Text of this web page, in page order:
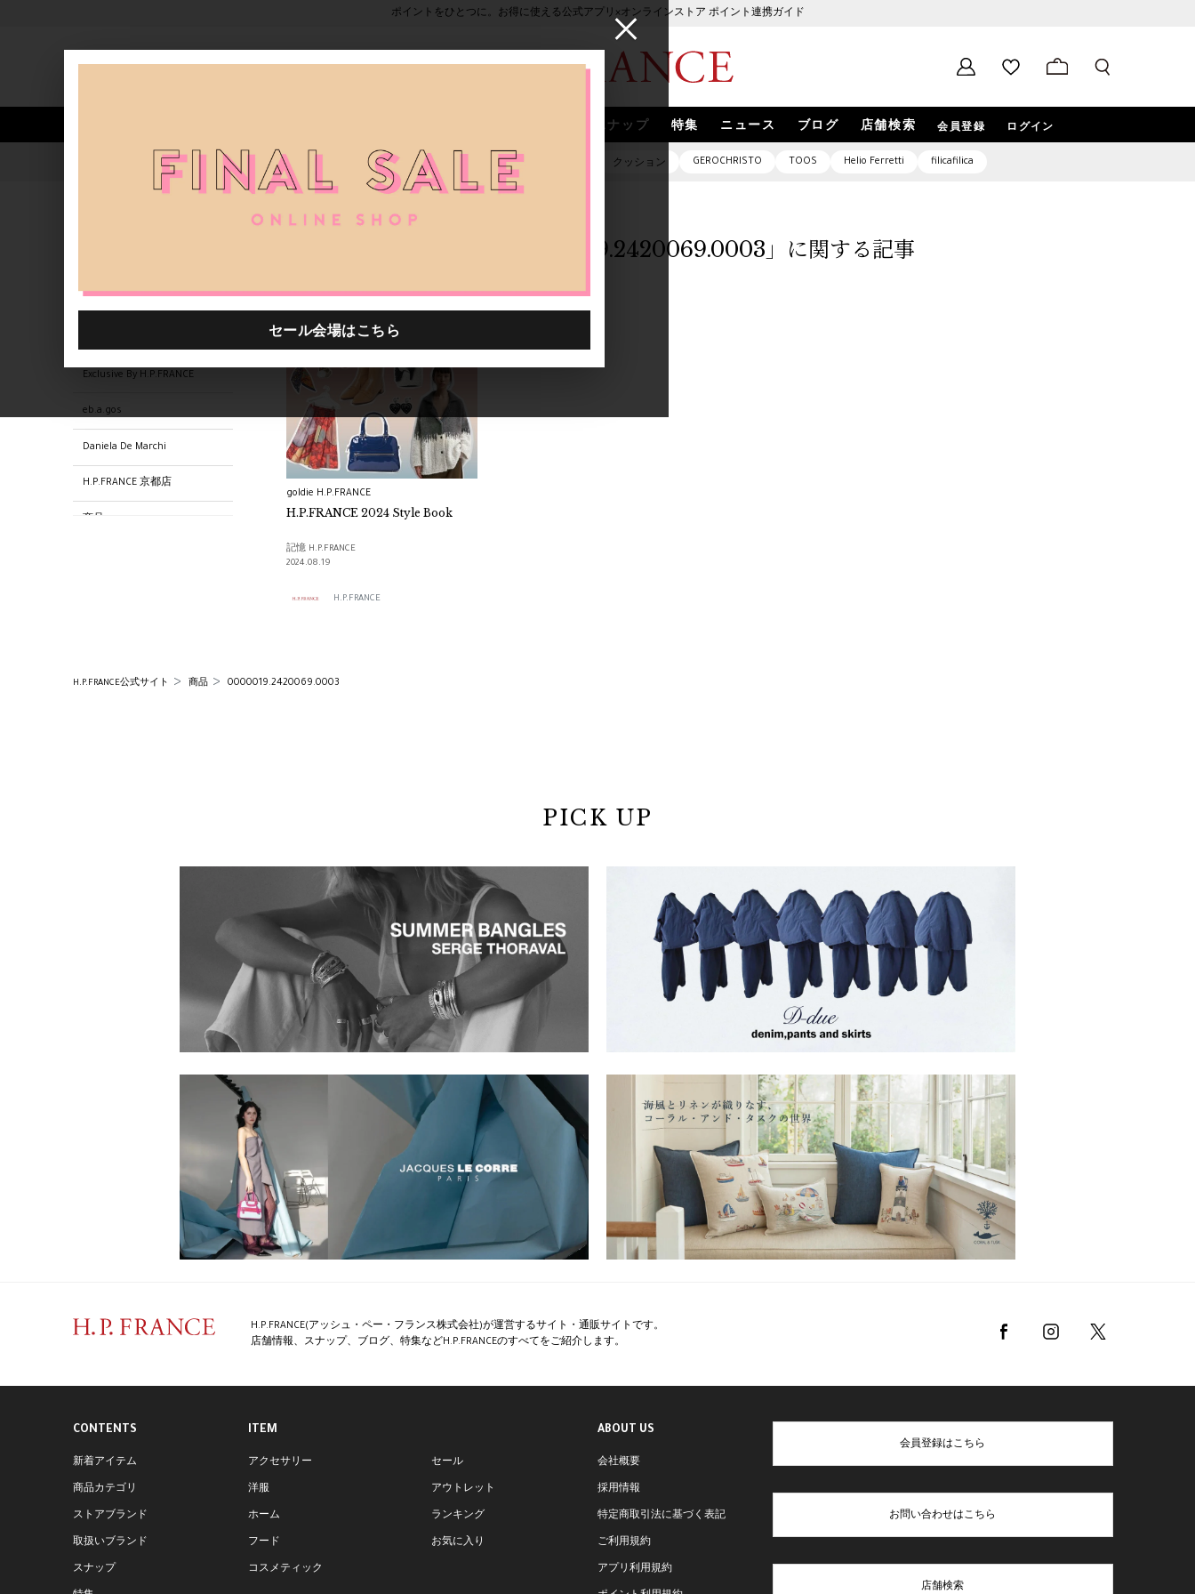
ポイントをひとつに。お得に使える公式アプリ×オンラインストア ポイント連携ガイド
スナップ 特集 ニュース ブログ 店舗検索 会員登録 ログイン
人気ワード セール 40th限定 ピアス バッグ クッション GEROCHRISTO TOOS Helio Ferretti filicafilica
Exclusive By H.P.FRANCE
eb.a.gos
Daniela De Marchi
H.P.FRANCE 京都店
「0000019.2420069.0003」に関する記事
goldie H.P.FRANCE
H.P.FRANCE 2024 Style Book
記憶 H.P.FRANCE
2024.08.19
H.P.FRANCE
H.P.FRANCE公式サイト 商品 0000019.2420069.0003
PICK UP
H.P.FRANCE(アッシュ・ペー・フランス株式会社)が運営するサイト・通販サイトです。
店舗情報、スナップ、ブログ、特集などH.P.FRANCEのすべてをご紹介します。
CONTENTS
新着アイテム
商品カテゴリ
ストアブランド
取扱いブランド
スナップ
ITEM
アクセサリー
洋服
ホーム
フード
コスメティック
セール
アウトレット
ランキング
お気に入り
ABOUT US
会社概要
採用情報
特定商取引法に基づく表記
ご利用規約
アプリ利用規約
会員登録はこちら
お問い合わせはこちら
店舗検索